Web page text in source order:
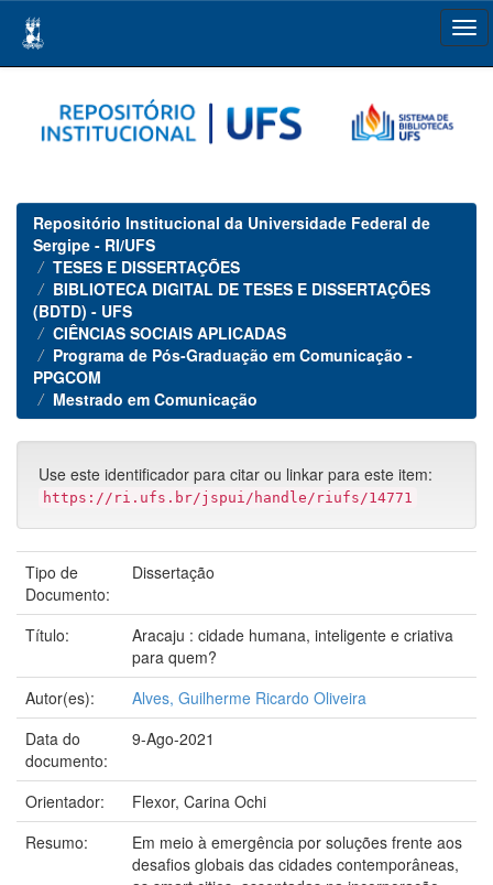
navigation
Repositório Institucional da Universidade Federal de
Sergipe - RI/UFS
TESES E DISSERTAÇÕES
BIBLIOTECA DIGITAL DE TESES E DISSERTAÇÕES
(BDTD) - UFS
CIÊNCIAS SOCIAIS APLICADAS
Programa de Pós-Graduação em Comunicação -
PPGCOM
Mestrado em Comunicação
Use este identificador para citar ou linkar para este item:
https://ri.ufs.br/jspui/handle/riufs/14771
Tipo de
Documento:
Dissertação
Título:
Aracaju : cidade humana, inteligente e criativa
para quem?
Autor(es):
Alves, Guilherme Ricardo Oliveira
Data do
documento:
9-Ago-2021
Orientador:
Flexor, Carina Ochi
Resumo:
Em meio à emergência por soluções frente aos
desafios globais das cidades contemporâneas,